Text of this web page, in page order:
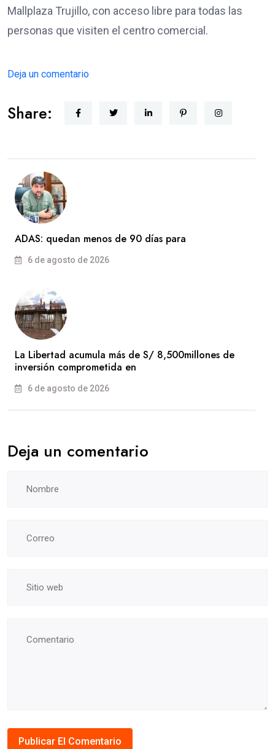
Mallplaza Trujillo, con acceso libre para todas las
personas que visiten el centro comercial.
Deja un comentario
Share:
ADAS: quedan menos de 90 días para
6 de agosto de 2026
La Libertad acumula más de S/ 8,500millones de
inversión comprometida en
6 de agosto de 2026
Deja un comentario